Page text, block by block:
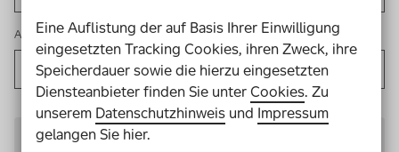
Auf- oder absteigend:
Ich führe immer wieder die gleichen
Eine Auflistung der auf Basis Ihrer Einwilligung
eingesetzten Tracking Cookies, ihren Zweck, ihre
Speicherdauer sowie die hierzu eingesetzten
Diensteanbieter finden Sie unterCookies. Zu
unserem Datenschutzhinweis und Impressum
gelangen Sie hier.